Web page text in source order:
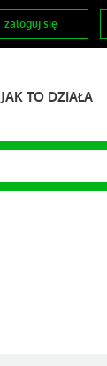
zaloguj się
JAK TO DZIAŁA